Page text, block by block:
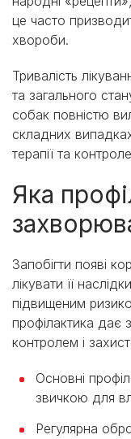
це часто
хвороби.
Тривалість
та загального
собак повністю
складних
терапії та
Яка
Запобігти появі
лікувати її
підвищеним
профілактика дає
контролем і
Основні
звичкою для
Регулярна